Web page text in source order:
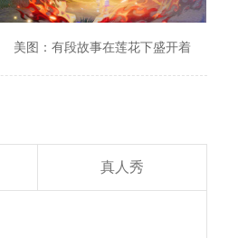
美图：有段故事在莲花下盛开着
真人秀